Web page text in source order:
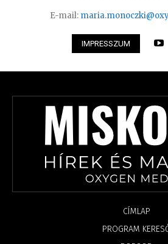
E-mail:
IMPRESSZUM
CÍMLAP
PROGRAM